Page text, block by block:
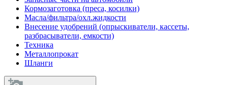
Кормозаготовка (преса, косилки)
Масла/фильтра/охл.жидкости
Внесение удобрений (опрыскиватели, кассеты,
разбрасыватели, емкости)
Техника
Металлопрокат
Шланги